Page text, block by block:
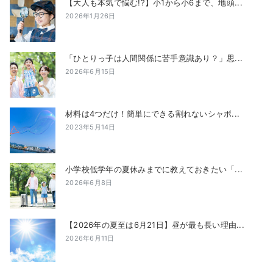
【大人も本気で悩む!?】小1から小6まで、地頭...
2026年1月26日
「ひとりっ子は人間関係に苦手意識あり？」思...
2026年6月15日
材料は4つだけ！簡単にできる割れないシャボ...
2023年5月14日
小学校低学年の夏休みまでに教えておきたい「...
2026年6月8日
【2026年の夏至は6月21日】昼が最も長い理由...
2026年6月11日